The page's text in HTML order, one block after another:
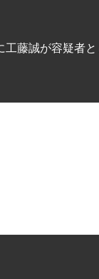
藤誠が容疑者